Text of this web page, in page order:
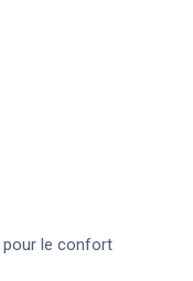
pour le confort